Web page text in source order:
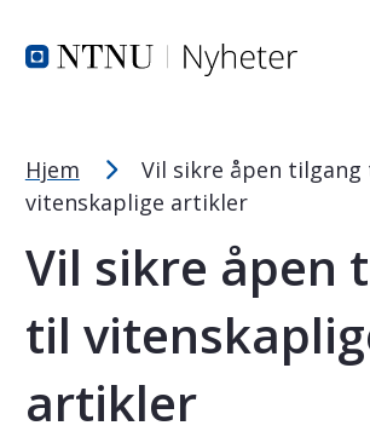
PC: Press ned CTRL og klikk på +
Hjem
Vil sikre åpen tilgang
vitenskaplige artikler
Vil sikre åpen
til
artikler